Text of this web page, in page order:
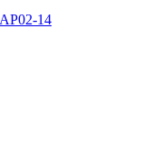
14